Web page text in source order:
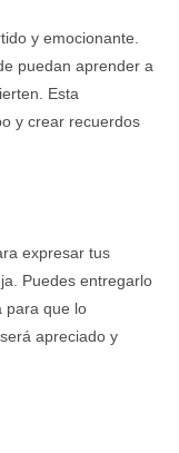
y emocionante.
puedan aprender a
Esta
y crear recuerdos
expresar tus
Puedes entregarlo
para que lo
apreciado y